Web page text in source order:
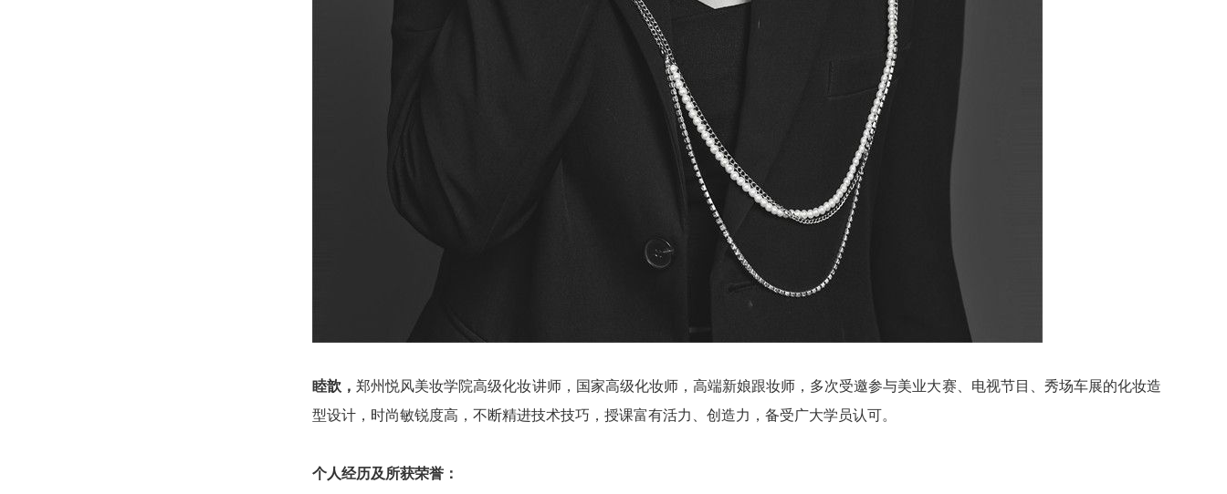
睦歆，郑州悦风美妆学院高级化妆讲师，国家高级化妆师，高端新娘跟妆师，多次受邀参与美业大赛、电视节目、秀场车展的化妆造
型设计，时尚敏锐度高，不断精进技术技巧，授课富有活力、创造力，备受广大学员认可。
个人经历及所获荣誉：